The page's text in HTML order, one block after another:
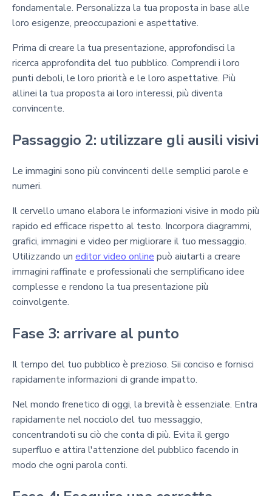
fondamentale. Personalizza la tua proposta in base alle
loro esigenze, preoccupazioni e aspettative.
Prima di creare la tua presentazione, approfondisci la
ricerca approfondita del tuo pubblico. Comprendi i loro
punti deboli, le loro priorità e le loro aspettative. Più
allinei la tua proposta ai loro interessi, più diventa
convincente.
Passaggio 2: utilizzare gli ausili visivi
Le immagini sono più convincenti delle semplici parole e
numeri.
Il cervello umano elabora le informazioni visive in modo più
rapido ed efficace rispetto al testo. Incorpora diagrammi,
grafici, immagini e video per migliorare il tuo messaggio.
Utilizzando un editor video online può aiutarti a creare
immagini raffinate e professionali che semplificano idee
complesse e rendono la tua presentazione più
coinvolgente.
Fase 3: arrivare al punto
Il tempo del tuo pubblico è prezioso. Sii conciso e fornisci
rapidamente informazioni di grande impatto.
Nel mondo frenetico di oggi, la brevità è essenziale. Entra
rapidamente nel nocciolo del tuo messaggio,
concentrandoti su ciò che conta di più. Evita il gergo
superfluo e attira l'attenzione del pubblico facendo in
modo che ogni parola conti.